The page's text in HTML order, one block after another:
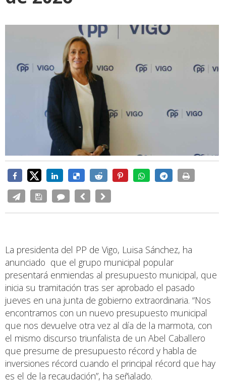
La presidenta del PP de Vigo, Luisa Sánchez, ha
anunciado que el grupo municipal popular
presentará enmiendas al presupuesto municipal, que
inicia su tramitación tras ser aprobado el pasado
jueves en una junta de gobierno extraordinaria. “Nos
encontramos con un nuevo presupuesto municipal
que nos devuelve otra vez al día de la marmota, con
el mismo discurso triunfalista de un Abel Caballero
que presume de presupuesto récord y habla de
inversiones récord cuando el principal récord que hay
es el de la recaudación”, ha señalado.